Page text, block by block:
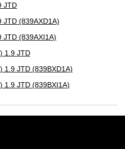
JTD
JTD (839AXD1A)
JTD (839AXI1A)
1.9 JTD
1.9 JTD (839BXD1A)
1.9 JTD (839BXI1A)